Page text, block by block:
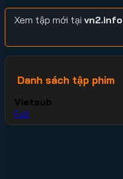
Xem tập mới tại vn2.info
Danh sách tập phim
Vietsub
Full